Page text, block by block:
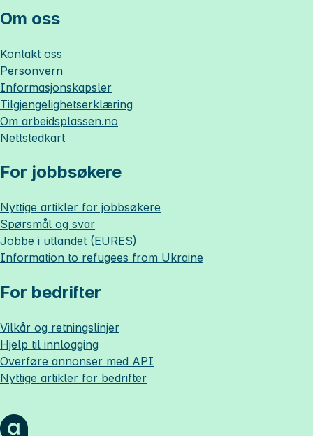
Om oss
Kontakt oss
Personvern
Informasjonskapsler
Tilgjengelighetserklæring
Om arbeidsplassen.no
Nettstedkart
For jobbsøkere
Nyttige artikler for jobbsøkere
Spørsmål og svar
Jobbe i utlandet (EURES)
Information to refugees from Ukraine
For bedrifter
Vilkår og retningslinjer
Hjelp til innlogging
Overføre annonser med API
Nyttige artikler for bedrifter